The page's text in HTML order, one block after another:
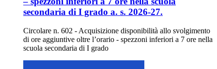
secondaria di I grado a. s. 2026-27.
Circolare n. 602 - Acquisizione disponibilità allo svolgimento
di ore aggiuntive oltre l’orario - spezzoni inferiori a 7 ore nella
scuola secondaria di I grado